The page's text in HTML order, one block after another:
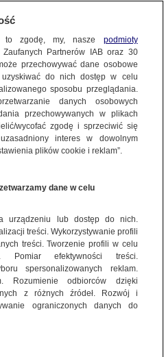
20.07.2026
FESTIWALU POLSKICH FILMÓW
FABULARNYCH…
to zgodę, my, nasze podmioty
Partnerów IAB oraz 30
przechowywać dane osobowe
do nich dostęp w celu
sposobu przeglądania.
danych osobowych
przechowywanych w plikach
wycofać zgodę i sprzeciwić się
interes w dowolnym
plików cookie i reklam”.
dane w celu
urządzeniu lub dostęp do nich.
treści. Wykorzystywanie profili
treści. Tworzenie profili w celu
Pomiar efektywności treści.
spersonalizowanych reklam.
Rozumienie odbiorców dzięki
z różnych źródeł. Rozwój i
ograniczonych danych do